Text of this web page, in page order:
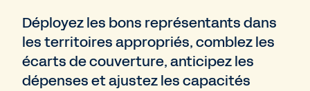
Déployez les bons représentants dans
les territoires appropriés, comblez les
écarts de couverture, anticipez les
dépenses et ajustez les capacités